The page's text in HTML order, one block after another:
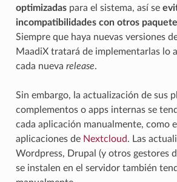
optimizadaspara el sistema, así se
incompatibilidades con otros
Siempre que haya nuevas versiones
MaadiX tratará de implementarlas lo
cada nueva release.
Sin embargo, la actualización de sus
complementos o apps internas se
cada aplicación manualmente, como
aplicaciones de Nextcloud. Las
Wordpress, Drupal (y otros gestores
se instalen en el servidor también